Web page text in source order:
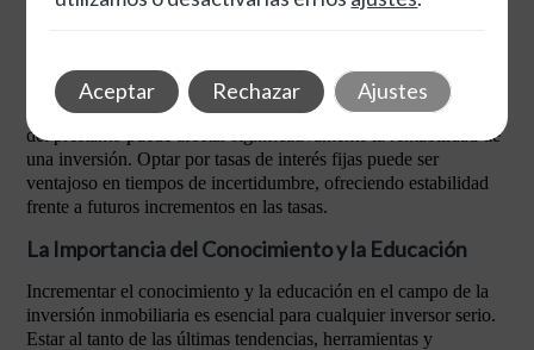
adecuada puede maximizar las ganancias y reducir el riesgo
Al evaluar las opciones de crédito, considere tanto los plazos de
amortización como los tipos de interés. A la larga, el costo total
del préstamo puede afectar significativamente la rentabilidad de
una inversión. Optar por tasas de interés fijas puede ser
ventajoso en tiempos de incertidumbre, ofreciendo estabilidad
frente a futuros incrementos en las tasas.
La Importancia del Conocimiento y la Educación
Incrementar el conocimiento y la educación en el campo de la
inversión inmobiliaria es esencial para cualquier inversor serio.
Estar al tanto de las últimas tendencias, herramientas y
Aceptar Rechazar Ajustes